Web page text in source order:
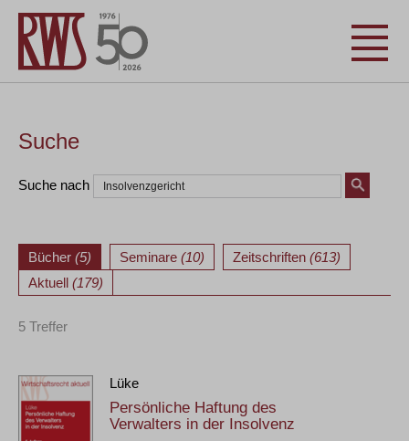
Suche
Suche nach
Bücher (5) Seminare (10) Zeitschriften (613)
Aktuell (179)
5 Treffer
Lüke
Persönliche Haftung des
Verwalters in der Insolvenz